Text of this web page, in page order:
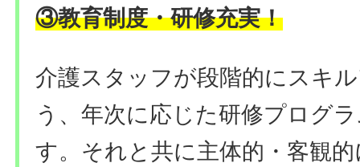
③教育制度・研修充実！
介護スタッフが段階的にスキ
う、年次に応じた研修プログ
す。それと共に主体的・客観